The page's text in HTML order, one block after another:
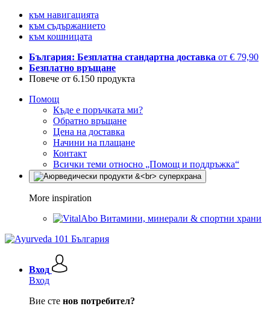
към навигацията
към съдържанието
към кошницата
България: Безплатна стандартна доставка от € 79,90
Безплатно връщане
Повече от 6.150 продукта
Помощ
Къде е поръчката ми?
Обратно връщане
Цена на доставка
Начини на плащане
Контакт
Всички теми относно „Помощ и поддръжка“
More inspiration
Витамини, минерали & спортни храни
Вход
Вход
Вие сте нов потребител?